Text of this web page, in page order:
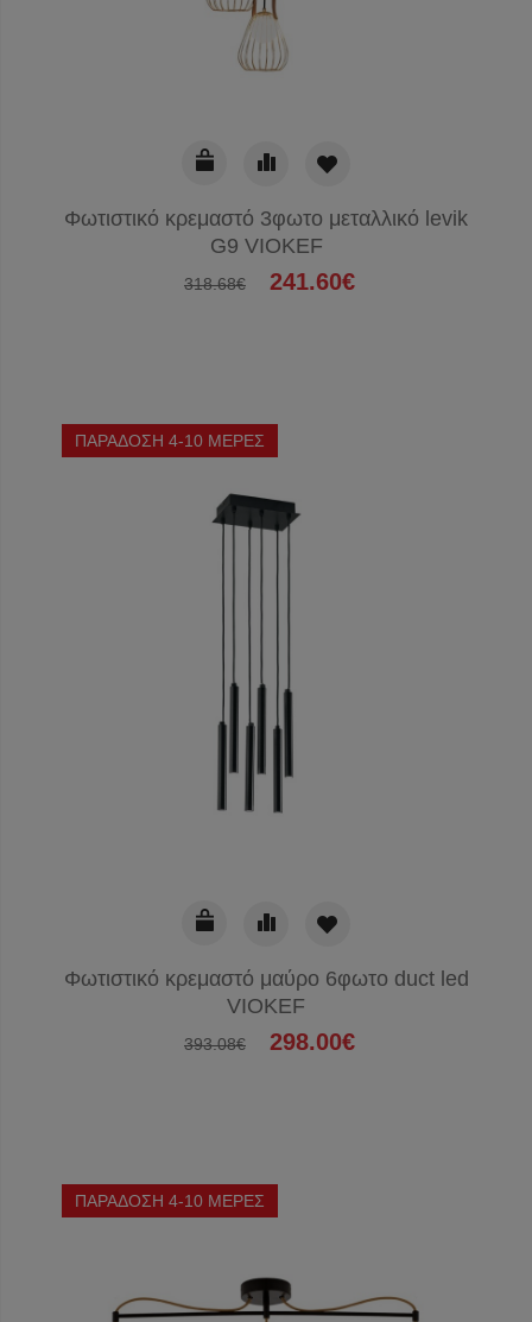
Φωτιστικό κρεμαστό 3φωτο μεταλλικό levik
G9 VIOKEF
318.68€ 241.60€
ΠΑΡΑΔΟΣΗ 4-10 ΜΕΡΕΣ
Φωτιστικό κρεμαστό μαύρο 6φωτο duct led
VIOKEF
393.08€ 298.00€
ΠΑΡΑΔΟΣΗ 4-10 ΜΕΡΕΣ